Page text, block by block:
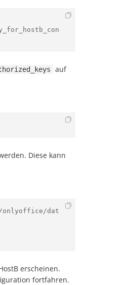
auf
Diese kann
onlyoffice/dat
erscheinen.
fortfahren.